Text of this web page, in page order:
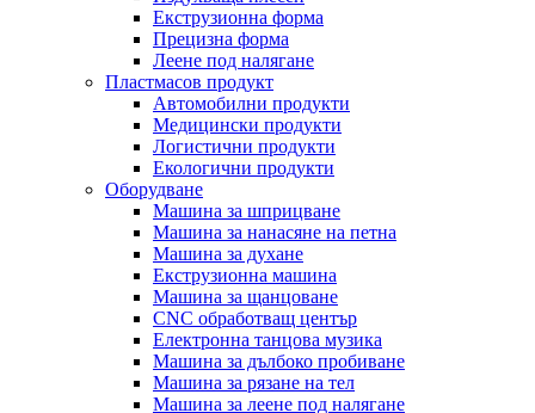
Екструзионна форма
Прецизна форма
Леене под налягане
Пластмасов продукт
Автомобилни продукти
Медицински продукти
Логистични продукти
Екологични продукти
Оборудване
Машина за шприцване
Машина за нанасяне на петна
Машина за духане
Екструзионна машина
Машина за щанцоване
CNC обработващ център
Електронна танцова музика
Машина за дълбоко пробиване
Машина за рязане на тел
Машина за леене под налягане